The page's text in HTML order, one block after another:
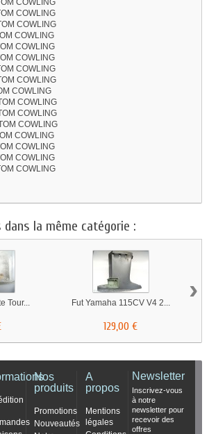
COWLING
COWLING
COWLING
COWLING
COWLING
COWLING
COWLING
COWLING
COWLING
COWLING
COWLING
COWLING
COWLING
COWLING
COWLING
la même catégorie :
Tour... Fut Yamaha 115CV V4 2...
129,00 €
›
Nos
produits
Promotions
Nouveautés
A
propos
Mentions
légales
Newsletter
Inscrivez-vous
à notre
newsletter pour
recevoir des
offres